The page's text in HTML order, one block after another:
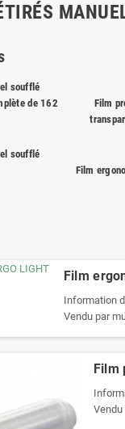
soufflé
de 162
Film
soufflé
Film
Film
Information
Vendu par
Film
Vendu